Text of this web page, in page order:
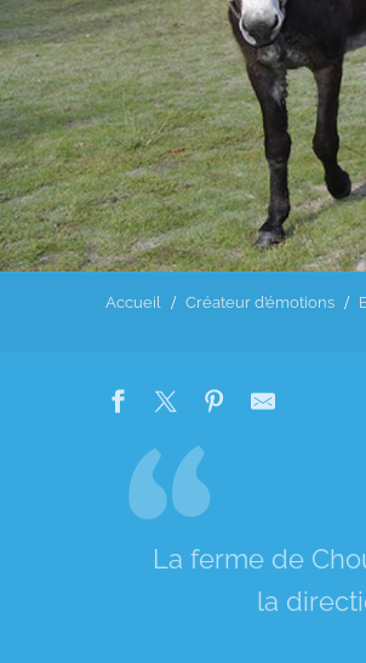
Accueil Créateur d’émotions
La ferme de
la